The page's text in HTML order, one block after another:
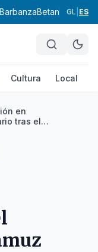
BetanzosOrdes
GL ES
Cultura Local
en
tras el